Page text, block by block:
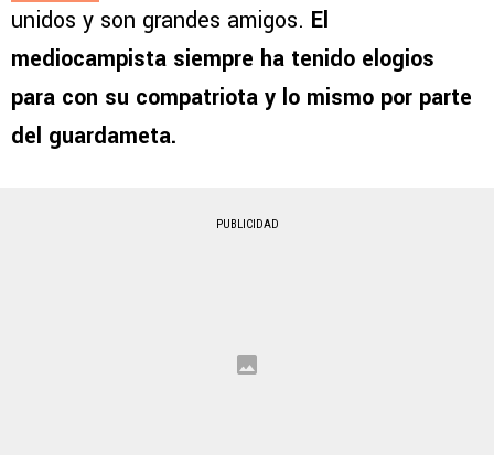
unidos y son grandes amigos. El
mediocampista siempre ha tenido elogios
para con su compatriota y lo mismo por parte
del guardameta.
PUBLICIDAD